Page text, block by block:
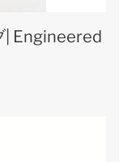
| Engineered